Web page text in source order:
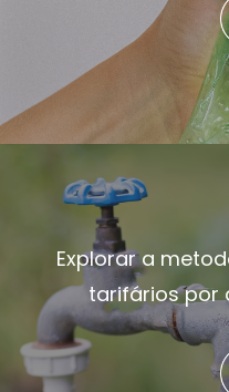
Explorar a
tarifários por